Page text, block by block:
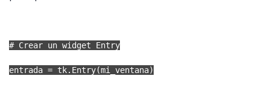
# Crear un widget Entry
entrada = tk.Entry(mi_ventana)